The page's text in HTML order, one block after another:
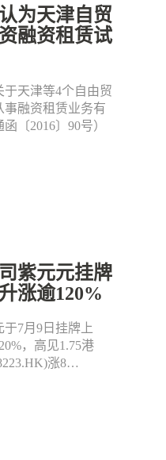
为天津自贸
融资租赁试
天津等4个自由贸
事融资租赁业务有
〔2016〕90号）
紫元元挂牌
涨逾120%
7月9日挂牌上
，高见1.75港
涨8…